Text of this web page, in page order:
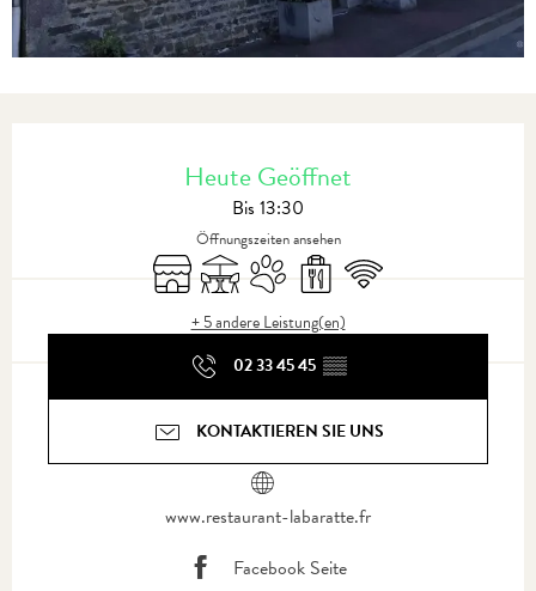
Heute Geöffnet
Bis 13:30
Öffnungszeiten ansehen
Shop TerrasseTiere erlaubtVerkauf zum Mitnehmen
Wi-Fi
+ 5 andere Leistung(en)
02 33 45 45 ▒▒
KONTAKTIEREN SIE UNS
www.restaurant-labaratte.fr
Facebook Seite